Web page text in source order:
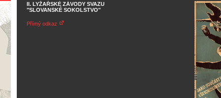
II. LYŽAŘSKÉ ZÁVODY SVAZU
"SLOVANSKÉ SOKOLSTVO"
Přímý odkaz